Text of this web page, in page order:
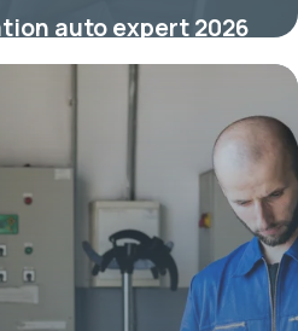
auto expert 2026